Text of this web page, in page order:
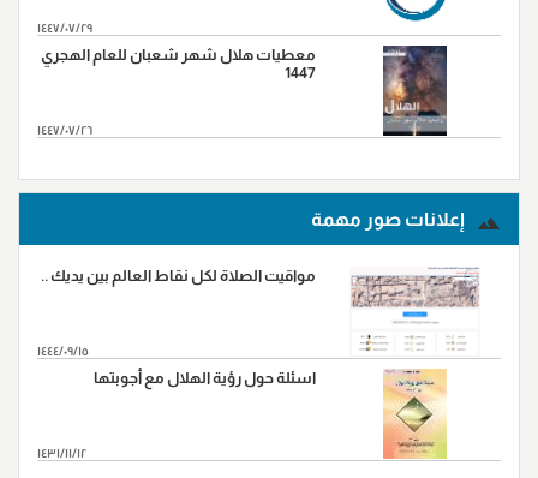
١٤٤٧/٠٧/٢٩
معطيات هلال شهر شعبان للعام الهجري
1447
١٤٤٧/٠٧/٢٦
إعلانات صور مهمة
مواقيت الصلاة لكل نقاط العالم بين يديك ..
١٤٤٤/٠٩/١٥
اسئلة حول رؤية الهلال مع أجوبتها
١٤٣١/١١/١٢